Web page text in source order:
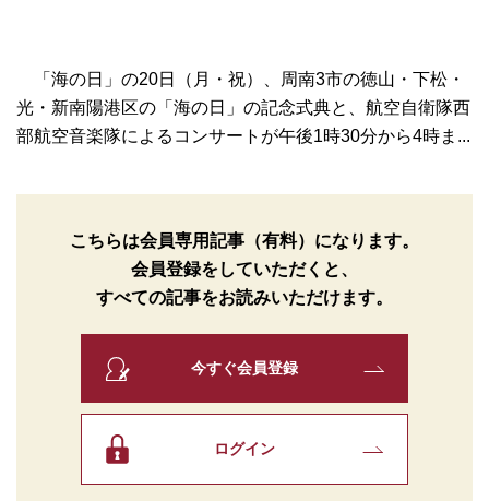
「海の日」の20日（月・祝）、周南3市の徳山・下松・
光・新南陽港区の「海の日」の記念式典と、航空自衛隊西
部航空音楽隊によるコンサートが午後1時30分から4時ま...
こちらは会員専用記事（有料）になります。
会員登録をしていただくと、
すべての記事をお読みいただけます。
今すぐ会員登録
ログイン